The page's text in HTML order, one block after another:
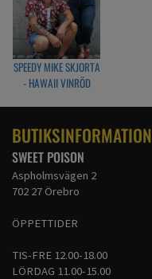
SPEEDY MIKE SKJORTA
- HAWAII VINRÖD
BUTIKSINFORMATION
SWEET POISON
Aspholmsvägen 2
702 27 Örebro
ÖPPETTIDER
TIS-FRE 12.00-18.00
LÖRDAG 11.00-15.00